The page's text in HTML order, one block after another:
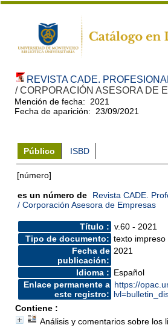
REVISTA CADE.
/ CORPORACIÓN ASESORA DE
Mención de fecha: 2021
Fecha de aparición: 23/09/2021
Público ISBD
[número]
es un número de
Revista CADE.
/ Corporación Asesora de Empresas
Título : v.60 - 2021
Tipo de documento: texto impreso
Fecha de
publicación:
2021
Idioma : Español
Enlace permanente a
este registro:
https://
Contiene :
Análisis y comentarios sobre los